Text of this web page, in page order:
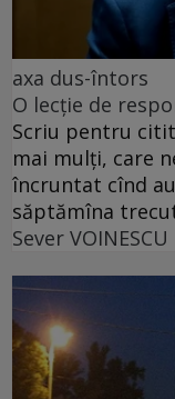
axa dus-întors
O lecție de
Scriu pentru
mai mulți, care
încruntat cînd
săptămîna
Sever VOINESCU